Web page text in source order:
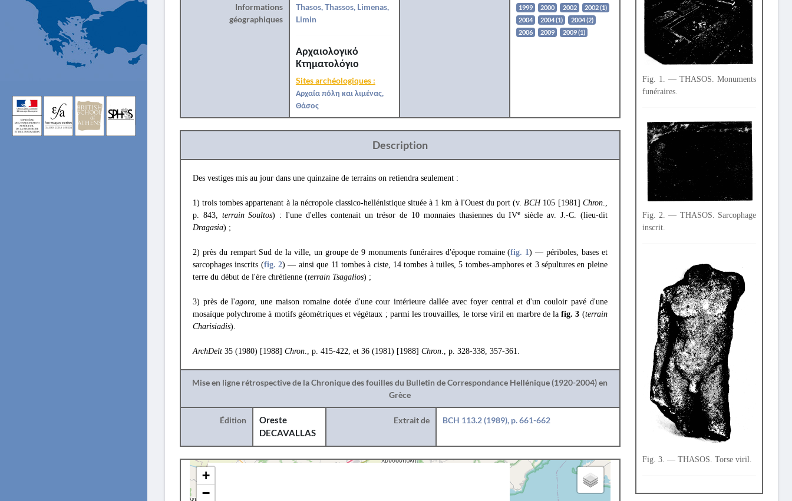
Informations
géographiques
Thasos, Thassos, Limenas,
Limin
Αρχαιολογικό
Κτηματολόγιο
Sites archéologiques :
Αρχαία πόλη και λιμένας,
Θάσος
1999
2000 2002
2002 (1)
2004
2004 (1)
2004 (2)
2006
2009 2009 (1)
Description
Des vestiges mis au jour dans une quinzaine de terrains on retiendra seulement :
1) trois tombes appartenant à la nécropole classico-hellénistique située à 1 km à l'Ouest du port (v.BCH 105 [1981] Chron.,
p. 843, terrain Soultos) : l'une d'elles contenait un trésor de 10 monnaies thasiennes du IVe
siècle av. J.-C. (lieu-dit
Dragasia) ;
2) près du rempart Sud de la ville, un groupe de 9 monuments funéraires d'époque romaine (fig. 1) — périboles, bases et
sarcophages inscrits (fig. 2) — ainsi que 11 tombes à ciste, 14 tombes à tuiles, 5 tombes-amphores et 3 sépultures en pleine
terre du début de l'ère chrétienne (terrain Tsagalios) ;
3) près de l'agora, une maison romaine dotée d'une cour intérieure dallée avec foyer central et d'un couloir pavé d'une
mosaïque polychrome à motifs géométriques et végétaux ; parmi les trouvailles, le torse viril en marbre de lafig. 3 (terrain
Charisiadis).
ArchDelt 35 (1980) [1988] Chron., p. 415-422, et 36 (1981) [1988] Chron., p. 328-338, 357-361.
Mise en ligne rétrospective de la Chronique des fouilles du Bulletin de Correspondance Hellénique (1920-2004) en
Grèce
Édition
Oreste
DECAVALLAS
Extrait de BCH 113.2 (1989), p. 661-662
+
−
Fig. 1. — THASOS. Monuments
funéraires.
Fig. 2. — THASOS. Sarcophage
inscrit.
Fig. 3. — THASOS. Torse viril.